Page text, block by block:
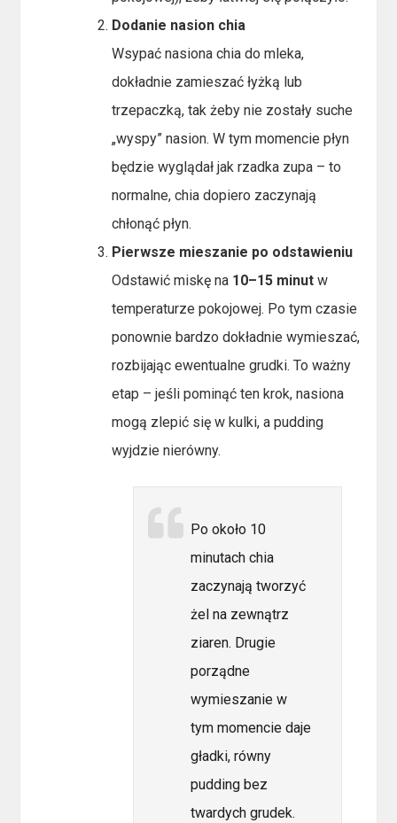
Dodanie nasion chia
Wsypać nasiona chia do mleka,
dokładnie zamieszać łyżką lub
trzepaczką, tak żeby nie zostały suche
„wyspy” nasion. W tym momencie płyn
będzie wyglądał jak rzadka zupa – to
normalne, chia dopiero zaczynają
chłonąć płyn.
Pierwsze mieszanie po odstawieniu
Odstawić miskę na 10–15 minut w
temperaturze pokojowej. Po tym czasie
ponownie bardzo dokładnie wymieszać,
rozbijając ewentualne grudki. To ważny
etap – jeśli pominąć ten krok, nasiona
mogą zlepić się w kulki, a pudding
wyjdzie nierówny.
Po około 10
minutach chia
zaczynają tworzyć
żel na zewnątrz
ziaren. Drugie
porządne
wymieszanie w
tym momencie daje
gładki, równy
pudding bez
twardych grudek.